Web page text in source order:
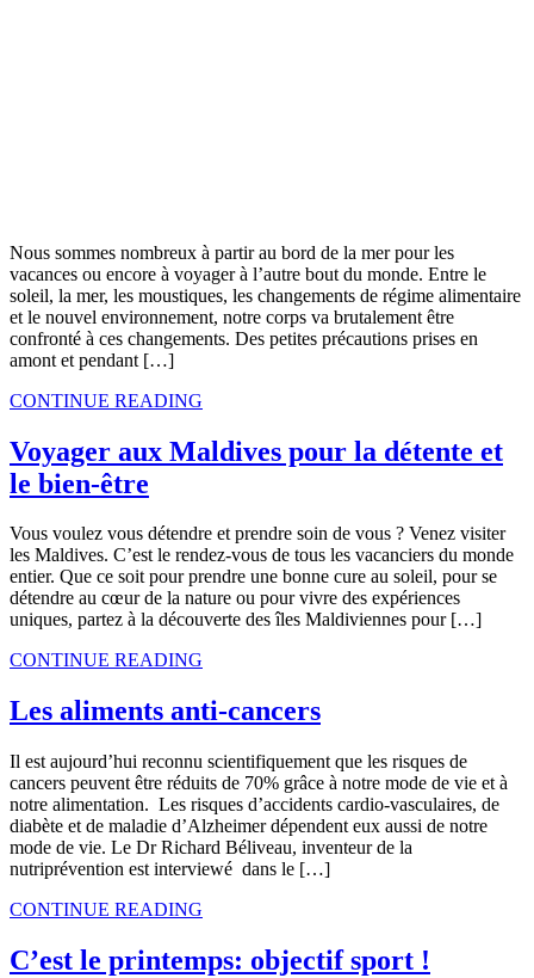
Nous sommes nombreux à partir au bord de la mer pour les
vacances ou encore à voyager à l’autre bout du monde. Entre le
soleil, la mer, les moustiques, les changements de régime alimentaire
et le nouvel environnement, notre corps va brutalement être
confronté à ces changements. Des petites précautions prises en
amont et pendant […]
CONTINUE READING
Voyager aux Maldives pour la détente et
le bien-être
Vous voulez vous détendre et prendre soin de vous ? Venez visiter
les Maldives. C’est le rendez-vous de tous les vacanciers du monde
entier. Que ce soit pour prendre une bonne cure au soleil, pour se
détendre au cœur de la nature ou pour vivre des expériences
uniques, partez à la découverte des îles Maldiviennes pour […]
CONTINUE READING
Les aliments anti-cancers
Il est aujourd’hui reconnu scientifiquement que les risques de
cancers peuvent être réduits de 70% grâce à notre mode de vie et à
notre alimentation. Les risques d’accidents cardio-vasculaires, de
diabète et de maladie d’Alzheimer dépendent eux aussi de notre
mode de vie. Le Dr Richard Béliveau, inventeur de la
nutriprévention est interviewé dans le […]
CONTINUE READING
C’est le printemps: objectif sport !